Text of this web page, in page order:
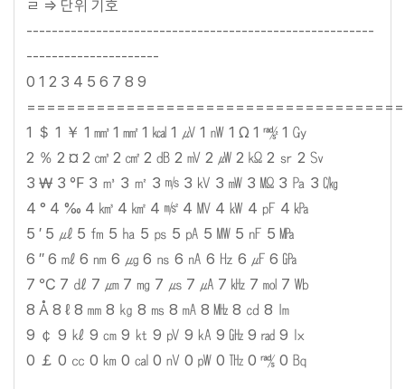
ㄹ => 단위 기호
-------------------------------------------------------
---------------------
0 1 2 3 4 5 6 7 8 9
1 ＄ 1 ￥ 1 ㎣ 1 ㎟ 1 ㎉ 1 ㎶ 1 ㎻ 1 Ω 1 ㎯ 1 ㏉
2 ％ 2 ¤ 2 ㎤ 2 ㎠ 2 ㏈ 2 ㎷ 2 ㎼ 2 ㏀ 2 ㏛ 2 ㏜
3 ￦ 3 ℉ 3 ㎥ 3 ㎡ 3 ㎧ 3 ㎸ 3 ㎽ 3 ㏁ 3 ㎩ 3 ㏆
4 ° 4 ‰ 4 ㎦ 4 ㎢ 4 ㎨ 4 ㎹ 4 ㎾ 4 ㎊ 4 ㎪
5 ′ 5 ㎕ 5 ㎙ 5 ㏊ 5 ㎰ 5 ㎀ 5 ㎿ 5 ㎋ 5 ㎫
6 ″ 6 ㎖ 6 ㎚ 6 ㎍ 6 ㎱ 6 ㎁ 6 ㎐ 6 ㎌ 6 ㎬
7 ℃ 7 ㎗ 7 ㎛ 7 ㎎ 7 ㎲ 7 ㎂ 7 ㎑ 7 ㏖ 7 ㏝
8 Å 8 ℓ 8 ㎜ 8 ㎏ 8 ㎳ 8 ㎃ 8 ㎒ 8 ㏅ 8 ㏐
9 ￠ 9 ㎘ 9 ㎝ 9 ㏏ 9 ㎴ 9 ㎄ 9 ㎓ 9 ㎭ 9 ㏓
0 ￡ 0 ㏄ 0 ㎞ 0 ㎈ 0 ㎵ 0 ㎺ 0 ㎔ 0 ㎮ 0 ㏃